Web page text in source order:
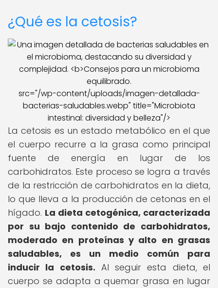
¿Qué es la cetosis?
src="/wp-content/uploads/imagen-detallada-
bacterias-saludables.webp" title="Microbiota
intestinal: diversidad y belleza"/>
La cetosis es un estado metabólico en el que
el cuerpo recurre a la grasa como principal
fuente de energía en lugar de los
carbohidratos. Este proceso se logra a través
de la restricción de carbohidratos en la dieta,
lo que lleva a la producción de cetonas en el
hígado. La dieta cetogénica, caracterizada
por su bajo contenido de carbohidratos,
moderado en proteínas y alto en grasas
saludables, es un medio común para
inducir la cetosis. Al seguir esta dieta, el
cuerpo se adapta a quemar grasa en lugar